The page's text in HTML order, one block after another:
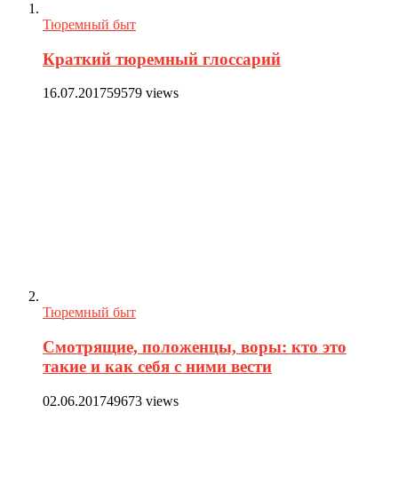
Тюремный быт
Краткий тюремный глоссарий
16.07.201759579 views
Тюремный быт
Смотрящие, положенцы, воры: кто это
такие и как себя с ними вести
02.06.201749673 views